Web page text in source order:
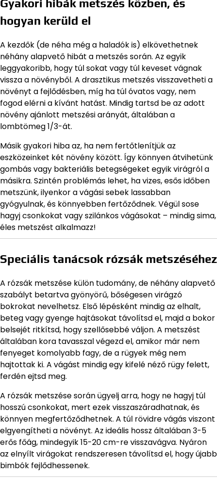
Gyakori hibák metszés közben, és
hogyan kerüld el
A kezdők (de néha még a haladók is) elkövethetnek
néhány alapvető hibát a metszés során. Az egyik
leggyakoribb, hogy túl sokat vagy túl keveset vágnak
vissza a növényből. A drasztikus metszés visszavetheti a
növényt a fejlődésben, míg ha túl óvatos vagy, nem
fogod elérni a kívánt hatást. Mindig tartsd be az adott
növény ajánlott metszési arányát, általában a
lombtömeg 1/3-át.
Másik gyakori hiba az, ha nem fertőtlenítjük az
eszközeinket két növény között. Így könnyen átvihetünk
gombás vagy bakteriális betegségeket egyik virágról a
másikra. Szintén problémás lehet, ha vizes, esős időben
metszünk, ilyenkor a vágási sebek lassabban
gyógyulnak, és könnyebben fertőződnek. Végül sose
hagyj csonkokat vagy szilánkos vágásokat – mindig sima,
éles metszést alkalmazz!
Speciális tanácsok rózsák metszéséhez
A rózsák metszése külön tudomány, de néhány alapvető
szabályt betartva gyönyörű, bőségesen virágzó
bokrokat nevelhetsz. Első lépésként mindig az elhalt,
beteg vagy gyenge hajtásokat távolítsd el, majd a bokor
belsejét ritkítsd, hogy szellősebbé váljon. A metszést
általában kora tavasszal végezd el, amikor már nem
fenyeget komolyabb fagy, de a rügyek még nem
hajtottak ki. A vágást mindig egy kifelé néző rügy felett,
ferdén ejtsd meg.
A rózsák metszése során ügyelj arra, hogy ne hagyj túl
hosszú csonkokat, mert ezek visszaszáradhatnak, és
könnyen megfertőződhetnek. A túl rövidre vágás viszont
elgyengítheti a növényt. Az ideális hossz általában 3-5
erős főág, mindegyik 15-20 cm-re visszavágva. Nyáron
az elnyílt virágokat rendszeresen távolítsd el, hogy újabb
bimbók fejlődhessenek.